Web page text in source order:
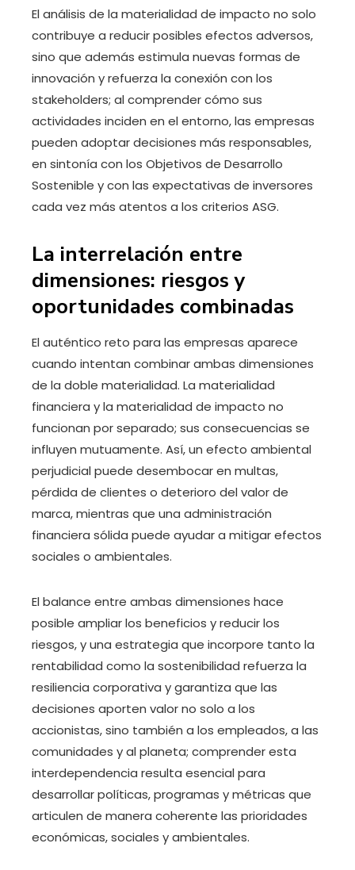
El análisis de la materialidad de impacto no solo
contribuye a reducir posibles efectos adversos,
sino que además estimula nuevas formas de
innovación y refuerza la conexión con los
stakeholders; al comprender cómo sus
actividades inciden en el entorno, las empresas
pueden adoptar decisiones más responsables,
en sintonía con los Objetivos de Desarrollo
Sostenible y con las expectativas de inversores
cada vez más atentos a los criterios ASG.
La interrelación entre
dimensiones: riesgos y
oportunidades combinadas
El auténtico reto para las empresas aparece
cuando intentan combinar ambas dimensiones
de la doble materialidad. La materialidad
financiera y la materialidad de impacto no
funcionan por separado; sus consecuencias se
influyen mutuamente. Así, un efecto ambiental
perjudicial puede desembocar en multas,
pérdida de clientes o deterioro del valor de
marca, mientras que una administración
financiera sólida puede ayudar a mitigar efectos
sociales o ambientales.
El balance entre ambas dimensiones hace
posible ampliar los beneficios y reducir los
riesgos, y una estrategia que incorpore tanto la
rentabilidad como la sostenibilidad refuerza la
resiliencia corporativa y garantiza que las
decisiones aporten valor no solo a los
accionistas, sino también a los empleados, a las
comunidades y al planeta; comprender esta
interdependencia resulta esencial para
desarrollar políticas, programas y métricas que
articulen de manera coherente las prioridades
económicas, sociales y ambientales.